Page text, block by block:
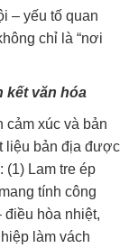
– yếu tố quan
chỉ là “nơi
kết văn hóa
cảm xúc và bản
liệu bản địa được
(1) Lam tre ép
tính công
điều hòa nhiệt,
làm vách